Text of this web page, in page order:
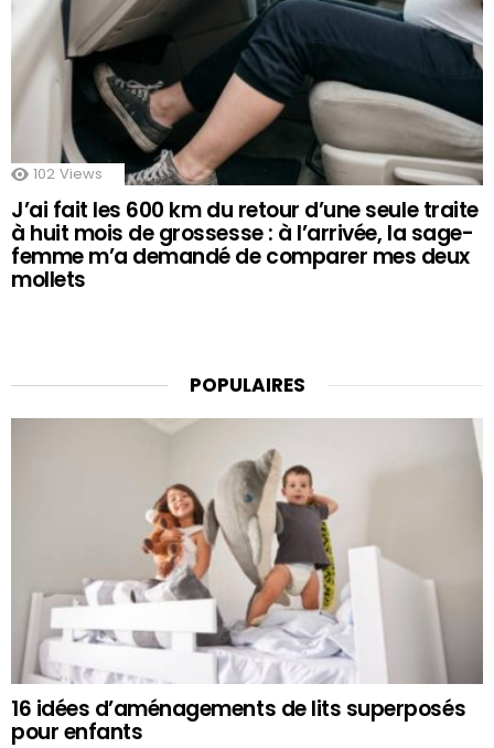
102 Views
J’ai fait les 600 km du retour d’une seule traite
à huit mois de grossesse : à l’arrivée, la sage-
femme m’a demandé de comparer mes deux
mollets
POPULAIRES
16 idées d’aménagements de lits superposés
pour enfants